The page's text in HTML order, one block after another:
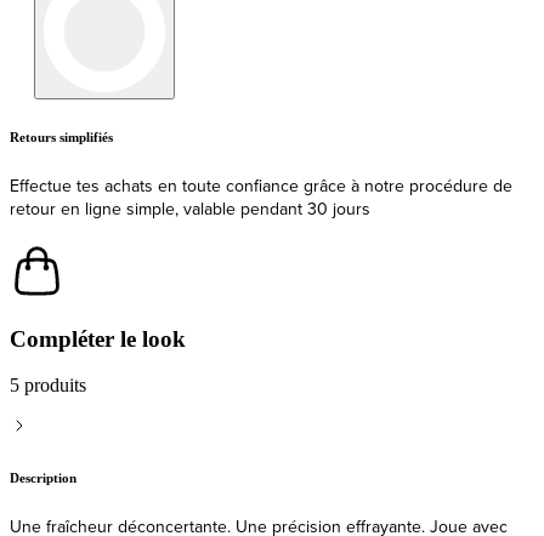
Livraison
Expédition et livraison rapides depuis l'UE
Compléter le look
5 produits
Description
Une fraîcheur déconcertante. Une précision effrayante. Joue avec
Phantom 6 Pro Low FG/MG pour Enfant - Pistachio Frost/Hyper